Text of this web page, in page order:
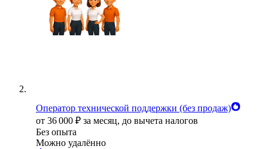
Оператор технической поддержки (без продаж)
от 36 000 ₽ за месяц, до вычета налогов
Без опыта
Можно удалённо